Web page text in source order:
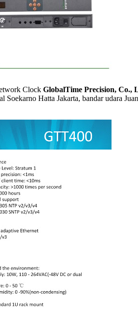
Clock GlobalTime Precision, Co.,
Hatta Jakarta, bandar udara